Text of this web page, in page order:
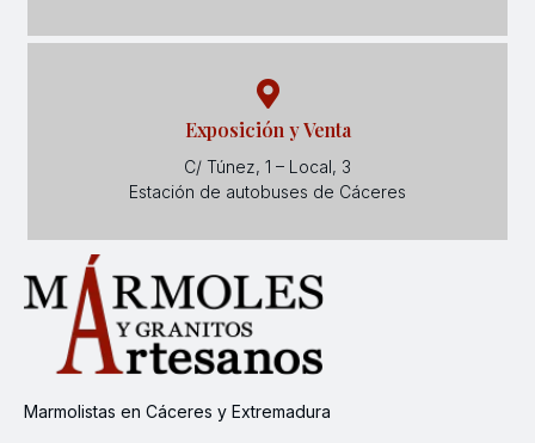
Exposición y Venta
C/ Túnez, 1 – Local, 3
Estación de autobuses de Cáceres
Marmolistas en Cáceres y Extremadura